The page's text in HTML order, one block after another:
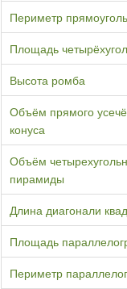
Периметр
Площадь
Высота ромба
Объём прямого
конуса
Объём
пирамиды
Длина диагонали
Площадь
Периметр